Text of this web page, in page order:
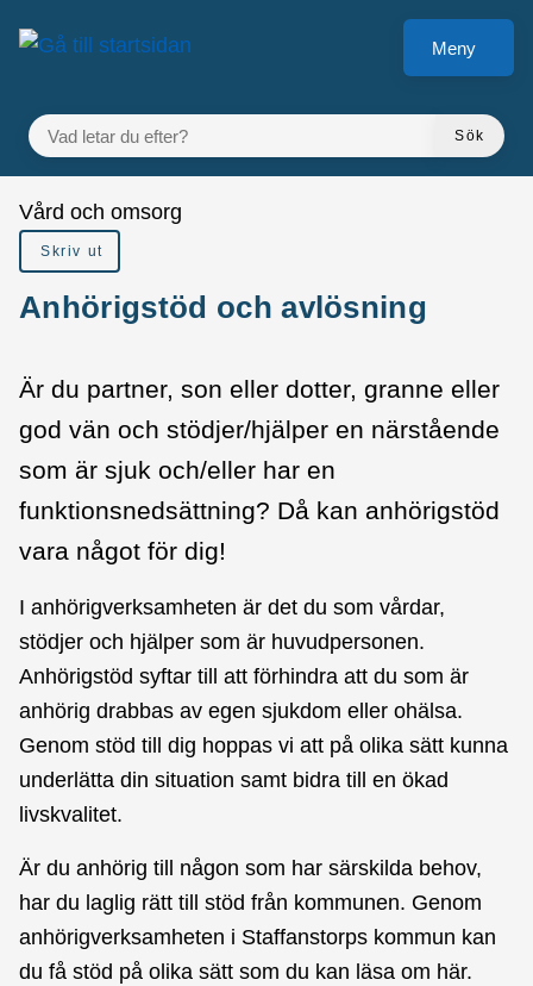
Gå till innehåll
till sidomeny
Meny
VAD LETAR DU EFTER?
Sök
Du är här:
Vård och omsorg
Skriv ut
Anhörigstöd och avlösning
Är du partner, son eller dotter, granne eller
god vän och stödjer/hjälper en närstående
som är sjuk och/eller har en
funktionsnedsättning? Då kan anhörigstöd
vara något för dig!
I anhörigverksamheten är det du som vårdar,
stödjer och hjälper som är huvudpersonen.
Anhörigstöd syftar till att förhindra att du som är
anhörig drabbas av egen sjukdom eller ohälsa.
Genom stöd till dig hoppas vi att på olika sätt kunna
underlätta din situation samt bidra till en ökad
livskvalitet.
Är du anhörig till någon som har särskilda behov,
har du laglig rätt till stöd från kommunen. Genom
anhörigverksamheten i Staffanstorps kommun kan
du få stöd på olika sätt som du kan läsa om här.